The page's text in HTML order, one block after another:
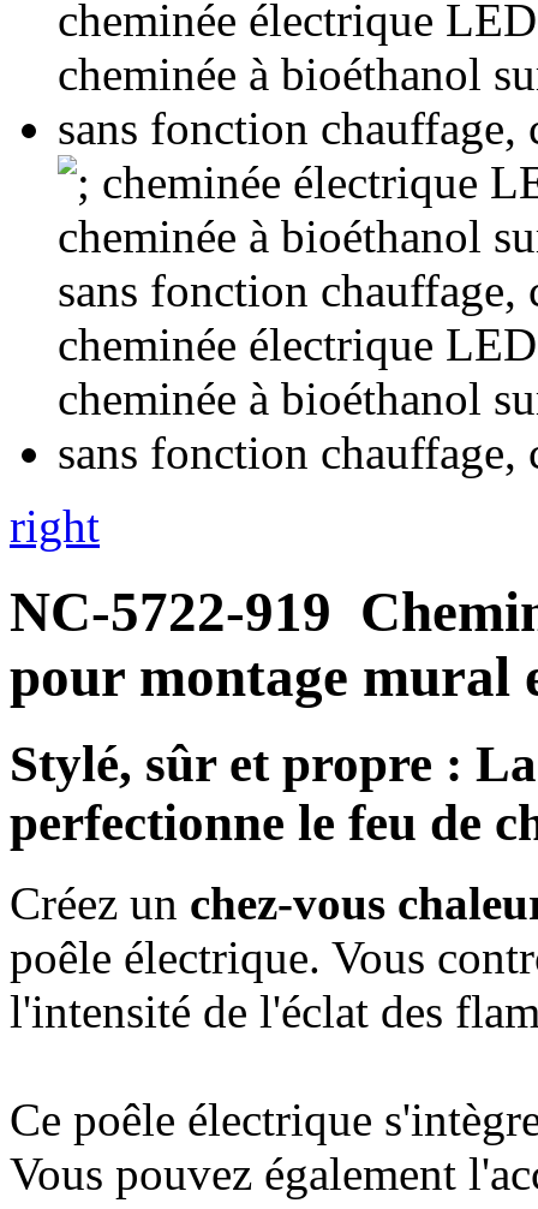
right
NC-5722-919
pour montage mural
Stylé, sûr et propre :
perfectionne le feu de
Créez un chez-vous
poêle électrique. Vous
l'intensité de l'éclat des
Ce poêle électrique
Vous pouvez également